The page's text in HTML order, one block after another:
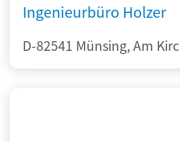
Ingenieurbüro Holzer
D-82541 Münsing, Am